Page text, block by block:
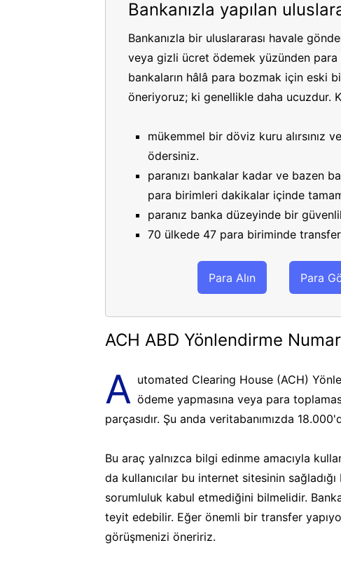
Bankanızla yapılan
Bankanızla bir uluslararası havale
veya gizli ücret ödemek yüzünden para
bankaların hâlâ para bozmak için eski
öneriyoruz; ki genellikle daha ucuzdur.
mükemmel bir döviz kuru alırsınız
ödersiniz.
paranızı bankalar kadar ve bazen
para birimleri dakikalar içinde
paranız banka düzeyinde bir
70 ülkede 47 para biriminde transfer
Para Alın Para
ACH ABD Yönlendirme
A utomated Clearing House (ACH)
ödeme yapmasına veya para
parçasıdır. Şu anda veritabanımızda
Bu araç yalnızca bilgi edinme amacıyla
da kullanıcılar bu internet sitesinin
sorumluluk kabul etmediğini bilmelidir.
teyit edebilir. Eğer önemli bir transfer
görüşmenizi öneririz.